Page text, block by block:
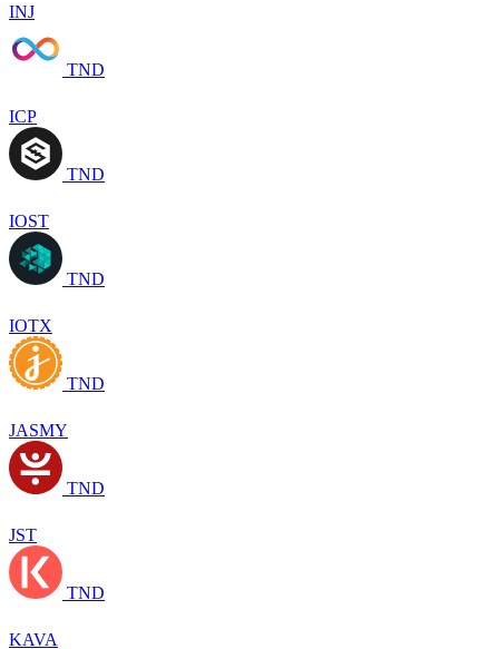
INJ
TND
ICP
TND
IOST
TND
IOTX
TND
JASMY
TND
JST
TND
KAVA